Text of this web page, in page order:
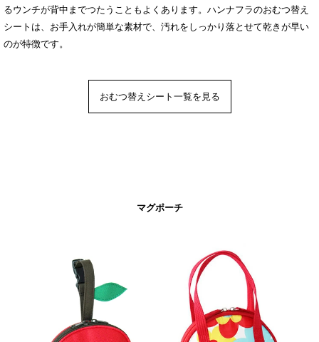
るウンチが背中までつたうこともよくあります。ハンナフラのおむつ替え
シートは、お手入れが簡単な素材で、汚れをしっかり落とせて乾きが早い
のが特徴です。
おむつ替えシート一覧を見る
マグポーチ